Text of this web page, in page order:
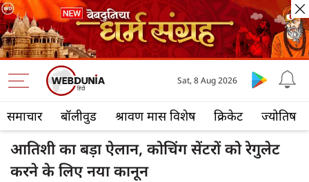
समाचार बॉलीवुड श्रावण मास विशेष क्रिकेट ज्योतिष
Sat, 8 Aug 2026
आतिशी का बड़ा ऐलान, कोचिंग सेंटरों को रेगुलेट
करने के लिए नया कानून